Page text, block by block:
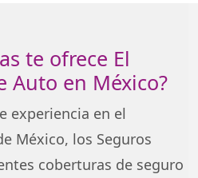
te ofrece El
Auto en México?
experiencia en el
México, los Seguros
coberturas de seguro